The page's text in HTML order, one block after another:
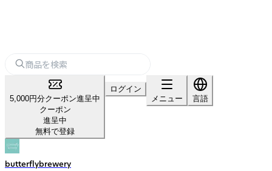
5,000円分クーポン進呈中
クーポン
進呈中
無料で登録
ログイン
メニュー
言語
butterflybrewery